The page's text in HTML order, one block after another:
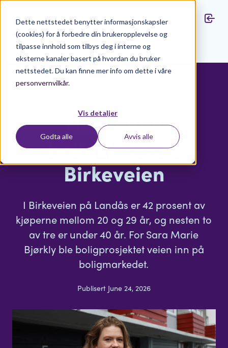
Dette nettstedet benytter informasjonskapsler
(cookies) for å forbedre din brukeropplevelse og
tilpasse innhold som tilbys deg i interne og
eksterne kanaler basert på hvordan du bruker
nettstedet. Du kan finne mer info om dette i våre
personvernvilkår.
Vis detaljer
Godta alle Avvis alle
Aktuelt
Flest unge
boligkjøpere i
Birkeveien
I Birkeveien på Landås er 42 prosent av
kjøperne mellom 20 og 29 år, og nesten to
av tre er under 40 år. For Sara Marie
Bjørkly ble boligprosjektet veien inn på
boligmarkedet.
Publisert June 24, 2026